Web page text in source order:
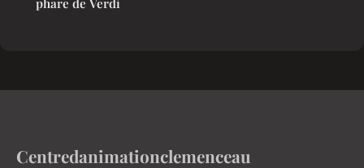
Centredanimationclemenceau